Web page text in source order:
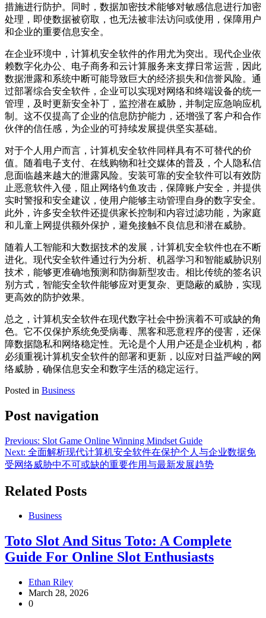
措施进行防护。同时，数据加密技术能够对敏感信息进行加密
处理，即使数据被窃取，也无法被非法访问或使用，保障用户
和企业的重要信息安全。
在企业环境中，计算机安全软件的作用尤为突出。现代企业依
赖数字化办公、电子商务和云计算服务来支撑日常运营，因此
数据泄露和系统中断可能导致巨大的经济损失和信誉风险。通
过部署综合安全软件，企业可以实现对网络和终端设备的统一
管理，及时更新安全补丁，监控潜在威胁，并制定应急响应机
制。这不仅提高了企业的信息防护能力，还增强了客户和合作
伙伴的信任感，为企业的可持续发展提供坚实基础。
对于个人用户而言，计算机安全软件同样具有不可替代的价
值。随着电子支付、在线购物和社交媒体的普及，个人隐私信
息面临越来越大的泄露风险。安装可靠的安全软件可以有效防
止恶意软件入侵，阻止网络钓鱼攻击，保障账户安全，并提供
实时警报和安全建议，使用户能够主动管理自身的数字安全。
此外，许多安全软件还提供家长控制和内容过滤功能，为家庭
和儿童上网提供额外保护，避免接触不良信息和潜在威胁。
随着人工智能和大数据技术的发展，计算机安全软件也在不断
进化。现代安全软件通过行为分析、机器学习和智能威胁识别
技术，能够更准确地预测和防御新型攻击。相比传统的签名识
别方式，智能安全软件能够应对更复杂、更隐蔽的威胁，实现
更高效的防护效果。
总之，计算机安全软件在现代数字社会中扮演着不可或缺的角
色。它不仅保护系统免受病毒、黑客和恶意程序的侵害，还保
障数据隐私和网络稳定性。无论是个人用户还是企业机构，都
必须重视计算机安全软件的部署和更新，以应对日益严峻的网
络威胁，确保信息安全和数字生活的稳定运行。
Posted in Business
Post navigation
Previous: Slot Game Online Winning Mindset Guide
Next: 全面解析现代计算机安全软件在保护个人与企业数据免
受网络威胁中不可或缺的重要作用与最新发展趋势
Related Posts
Business
Toto Slot And Situs Toto: A Complete
Guide For Online Slot Enthusiasts
Ethan Riley
March 28, 2026
0